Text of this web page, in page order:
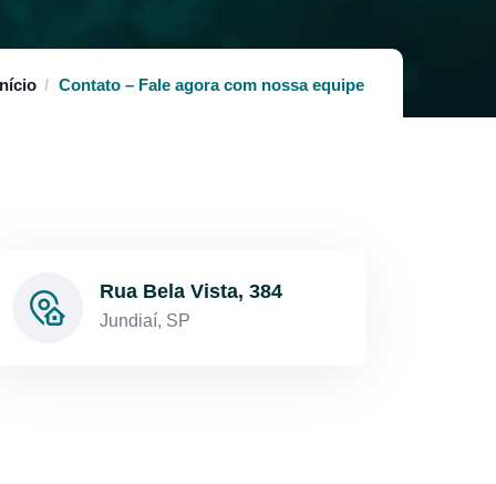
Contato – Fale agora com nossa equipe
Rua Bela Vista, 384
Jundiaí, SP